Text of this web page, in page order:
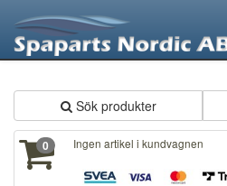
Sök produkter
0
Ingen artikel i kundvagnen